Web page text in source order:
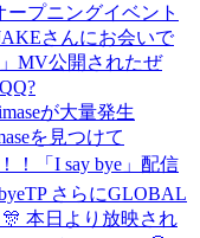
プニングイベント
さんにお会いで
」MV公開されたぜ
が大量発生
を見つけて
！
「I say bye」配信
さらにGLOBAL
本日より放映され